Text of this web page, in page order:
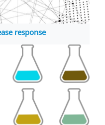
response